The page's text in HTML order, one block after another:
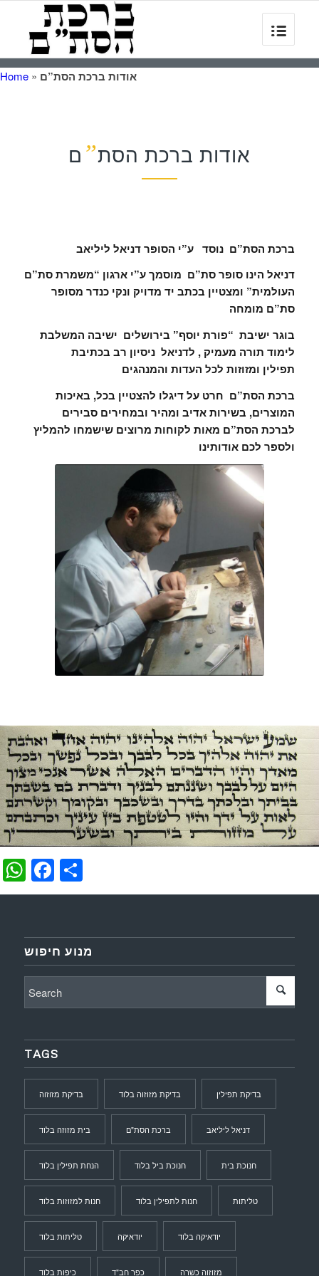
Home » אודות ברכת הסת”ם
אודות ברכת הסת” ם
ברכת הסת”ם נוסד ע”י הסופר דניאל ליליאב
דניאל הינו סופר סת”ם מוסמך ע”י ארגון “משמרת סת”ם
העולמית” ומצטיין בכתב יד מדויק ונקי כנדר מסופר
סת”ם מומחה
בוגר ישיבת “פורת יוסף” בירושלים ישיבה המשלבת
לימוד תורה מעמיק , לדניאל ניסיון רב בכתיבת
תפילין ומזוזות לכל העדות והמנהגים
ברכת הסת”ם חרט על דיגלו להצטיין בכל, באיכות
המוצרים, בשירות אדיב ומהיר ובמחירים סבירים
לברכת הסת”ם מאות לקוחות מרוצים שישמחו להמליץ
ולספר לכם אודותינו
WhatsApp
Facebook
מנוע חיפוש
TAGS
בדיקת מזוזוה בדיקת מזוזוה בלוד בדיקת תפילין
בית מזוזה בלוד ברכת הסת"ם דניאל ליליאב
הנחת תפילין בלוד חנוכת ביל בלוד חנוכת בית
חנות למזוזות בלוד חנות לתפילין בלוד טליתות
טליתות בלוד יודאיקה יודאיקה בלוד
כיפות בלוד כפר חב"ד מזוזוה כשרה